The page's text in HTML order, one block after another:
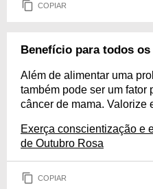
COPIAR
Benefício para todos
Além de alimentar uma
também pode ser um fator
câncer de mama. Valorize
Exerça conscientização e
de Outubro Rosa
COPIAR